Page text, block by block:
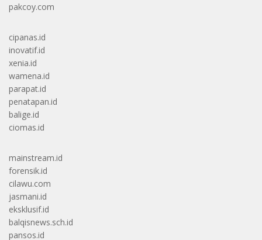
pakcoy.com
cipanas.id
inovatif.id
xenia.id
wamena.id
parapat.id
penatapan.id
balige.id
ciomas.id
mainstream.id
forensik.id
cilawu.com
jasmani.id
eksklusif.id
balqisnews.sch.id
pansos.id